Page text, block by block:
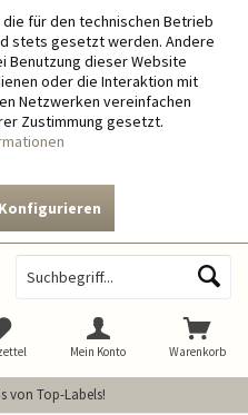
für den technischen Betrieb
stets gesetzt werden. Andere
Benutzung dieser Website
oder die Interaktion mit
Netzwerken vereinfachen
Zustimmung gesetzt.
Konfigurieren
von Top-Labels!
Warenkorb
Mein Konto